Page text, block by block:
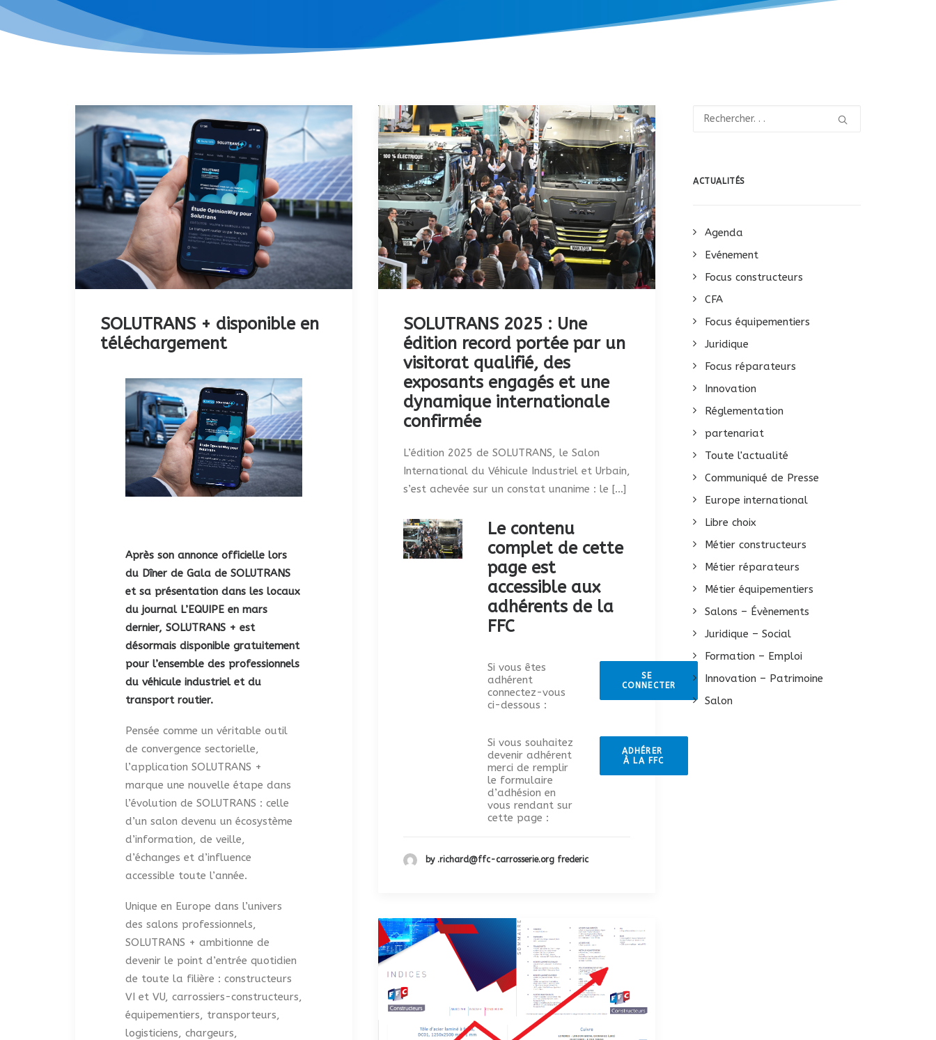
SOLUTRANS + disponible en
téléchargement
Après son annonce officielle lors
du Dîner de Gala de SOLUTRANS
et sa présentation dans les locaux
du journal L’EQUIPE en mars
dernier, SOLUTRANS + est
désormais disponible gratuitement
pour l’ensemble des professionnels
du véhicule industriel et du
transport routier.
Pensée comme un véritable outil
de convergence sectorielle,
l’application SOLUTRANS +
marque une nouvelle étape dans
l’évolution de SOLUTRANS : celle
d’un salon devenu un écosystème
d’information, de veille,
d’échanges et d’influence
accessible toute l’année.
Unique en Europe dans l’univers
des salons professionnels,
SOLUTRANS + ambitionne de
devenir le point d’entrée quotidien
de toute la filière : constructeurs
VI et VU, carrossiers-constructeurs,
équipementiers, transporteurs,
logisticiens, chargeurs,
SOLUTRANS 2025 : Une
édition record portée par un
visitorat qualifié, des
exposants engagés et une
dynamique internationale
confirmée
L’édition 2025 de SOLUTRANS, le Salon
International du Véhicule Industriel et Urbain,
s’est achevée sur un constat unanime : le […]
Le contenu
complet de cette
page est
accessible aux
adhérents de la
FFC
Si vous êtes
adhérent
connectez-vous
ci-dessous :
SE
CONNECTER
Si vous souhaitez
devenir adhérent
merci de remplir
le formulaire
d’adhésion en
vous rendant sur
cette page :
ADHÉRER
À LA FFC
by .richard@ffc-carrosserie.org frederic
ACTUALITÉS
Agenda
Evénement
Focus constructeurs
CFA
Focus équipementiers
Juridique
Focus réparateurs
Innovation
Réglementation
partenariat
Toute l'actualité
Communiqué de Presse
Europe international
Libre choix
Métier constructeurs
Métier réparateurs
Métier équipementiers
Salons – Évènements
Juridique – Social
Formation – Emploi
Innovation – Patrimoine
Salon